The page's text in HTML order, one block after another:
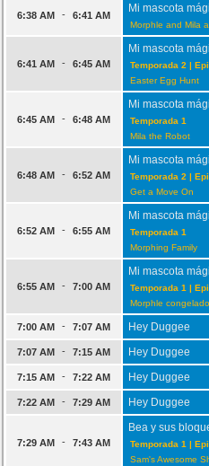
6:38 AM - 6:41 AM
Mi mascota
Morphle and Mila
6:41 AM - 6:45 AM
Mi mascota
Temporada 2 |
Easter Egg Hunt
6:45 AM - 6:48 AM
Mi mascota
Temporada 1
Mila the Robot
6:48 AM - 6:52 AM
Mi mascota
Temporada 2 |
Get a Move On
6:52 AM - 6:55 AM
Mi mascota
Temporada 1
Morphing Family
6:55 AM - 7:00 AM
Mi mascota
Temporada 1 |
Morphle congelado
7:00 AM - 7:07 AM Hey Duggee
7:07 AM - 7:15 AM Hey Duggee
7:15 AM - 7:22 AM Hey Duggee
7:22 AM - 7:29 AM Hey Duggee
7:29 AM - 7:43 AM
Bea y sus
Temporada 1 |
Sam's Awesome